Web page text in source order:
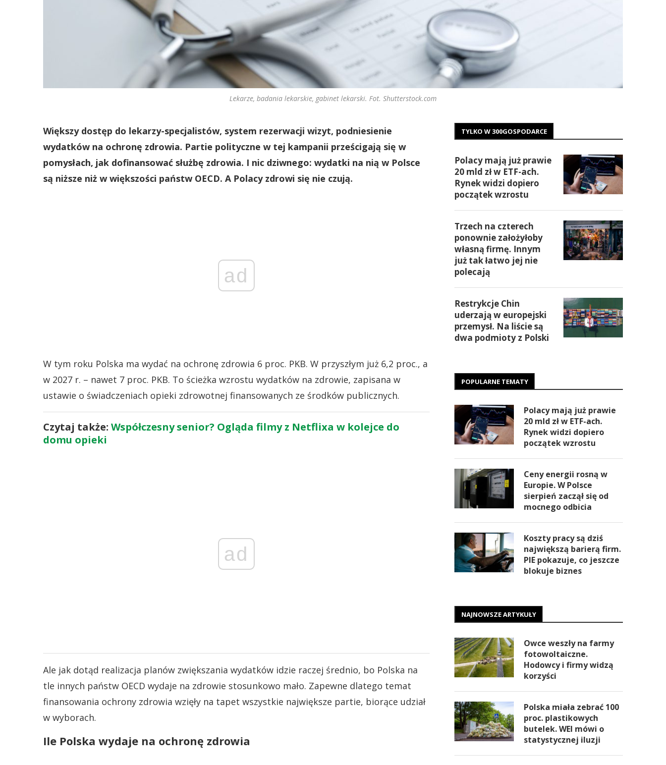
Lekarze, badania lekarskie, gabinet lekarski. Fot. Shutterstock.com
Większy dostęp do lekarzy-specjalistów, system rezerwacji wizyt, podniesienie
wydatków na ochronę zdrowia. Partie polityczne w tej kampanii prześcigają się w
pomysłach, jak dofinansować służbę zdrowia. I nic dziwnego: wydatki na nią w Polsce
są niższe niż w większości państw OECD. A Polacy zdrowi się nie czują.
ad
W tym roku Polska ma wydać na ochronę zdrowia 6 proc. PKB. W przyszłym już 6,2 proc., a
w 2027 r. – nawet 7 proc. PKB. To ścieżka wzrostu wydatków na zdrowie, zapisana w
ustawie o świadczeniach opieki zdrowotnej finansowanych ze środków publicznych.
Czytaj także: Współczesny senior? Ogląda filmy z Netflixa w kolejce do
domu opieki
ad
Ale jak dotąd realizacja planów zwiększania wydatków idzie raczej średnio, bo Polska na
tle innych państw OECD wydaje na zdrowie stosunkowo mało. Zapewne dlatego temat
finansowania ochrony zdrowia wzięły na tapet wszystkie największe partie, biorące udział
w wyborach.
Ile Polska wydaje na ochronę zdrowia
TYLKO W 300GOSPODARCE
Polacy mają już prawie
20 mld zł w ETF-ach.
Rynek widzi dopiero
początek wzrostu
Trzech na czterech
ponownie założyłoby
własną firmę. Innym
już tak łatwo jej nie
polecają
Restrykcje Chin
uderzają w europejski
przemysł. Na liście są
dwa podmioty z Polski
POPULARNE TEMATY
Polacy mają już prawie
20 mld zł w ETF-ach.
Rynek widzi dopiero
początek wzrostu
Ceny energii rosną w
Europie. W Polsce
sierpień zaczął się od
mocnego odbicia
Koszty pracy są dziś
największą barierą firm.
PIE pokazuje, co jeszcze
blokuje biznes
NAJNOWSZE ARTYKUŁY
Owce weszły na farmy
fotowoltaiczne.
Hodowcy i firmy widzą
korzyści
Polska miała zebrać 100
proc. plastikowych
butelek. WEI mówi o
statystycznej iluzji